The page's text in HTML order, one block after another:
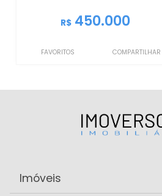
R$ 450.000
FAVORITOS COMPARTILHAR
Imóveis